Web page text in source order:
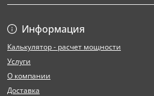
Информация
Калькулятор - расчет мощности
Услуги
О компании
Доставка